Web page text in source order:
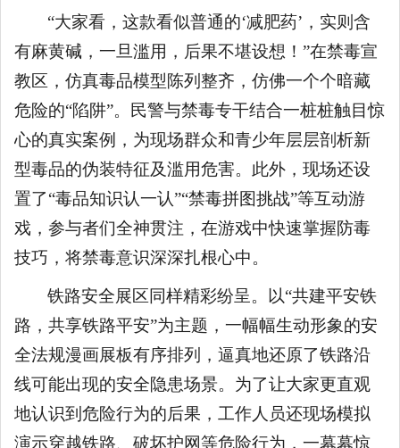
“大家看，这款看似普通的‘减肥药’，实则含
有麻黄碱，一旦滥用，后果不堪设想！”在禁毒宣
教区，仿真毒品模型陈列整齐，仿佛一个个暗藏
危险的“陷阱”。民警与禁毒专干结合一桩桩触目惊
心的真实案例，为现场群众和青少年层层剖析新
型毒品的伪装特征及滥用危害。此外，现场还设
置了“毒品知识认一认”“禁毒拼图挑战”等互动游
戏，参与者们全神贯注，在游戏中快速掌握防毒
技巧，将禁毒意识深深扎根心中。
铁路安全展区同样精彩纷呈。以“共建平安铁
路，共享铁路平安”为主题，一幅幅生动形象的安
全法规漫画展板有序排列，逼真地还原了铁路沿
线可能出现的安全隐患场景。为了让大家更直观
地认识到危险行为的后果，工作人员还现场模拟
演示穿越铁路、破坏护网等危险行为，一幕幕惊